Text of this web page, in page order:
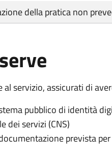
della pratica non
al servizio, assicurati di
pubblico di identità
dei servizi (CNS)
prevista